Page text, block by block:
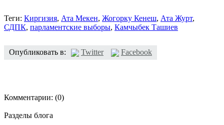
Теги: Киргизия, Ата Мекен, Жогорку Кенеш, Ата Журт,
СДПК, парламентские выборы, Камчыбек Ташиев
Опубликовать в: Twitter Facebook
Комментарии: (0)
Разделы блога